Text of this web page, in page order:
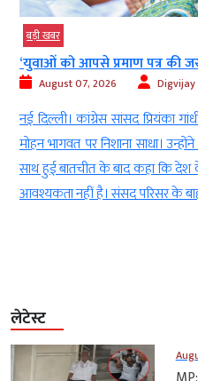
बड़ी खबर
‘युवाओं को आपसे प्रमाण पत्र की
August 07, 2026 Digvijay
नई दिल्ली। कांग्रेस सांसद प्रियंका
मोहन भागवत पर निशाना साधा।
साथ हुई बातचीत के बाद कहा कि देश
आवश्यकता नहीं है। संसद परिसर के
लेटेस्ट